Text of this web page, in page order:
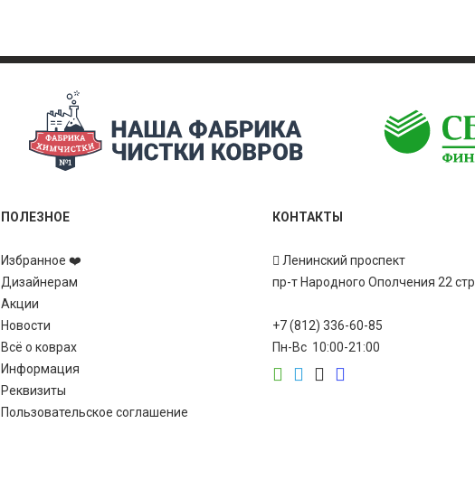
ПОЛЕЗНОЕ
Избранное ❤️
Дизайнерам
Акции
Новости
Всё о коврах
Информация
Реквизиты
Пользовательское соглашение
КОНТАКТЫ
Ленинский проспект
пр-т Народного Ополчения 22
+7 (812) 336-60-85
Пн-Вс 10:00-21:00